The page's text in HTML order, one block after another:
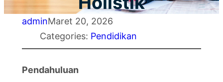
adminMaret 20, 2026
Categories: Pendidikan
Pendahuluan